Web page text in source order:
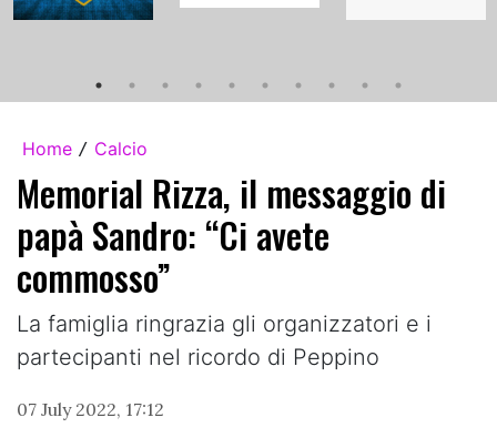
Home / Calcio
Memorial Rizza, il messaggio di
papà Sandro: “Ci avete
commosso”
La famiglia ringrazia gli organizzatori e i
partecipanti nel ricordo di Peppino
07 July 2022, 17:12